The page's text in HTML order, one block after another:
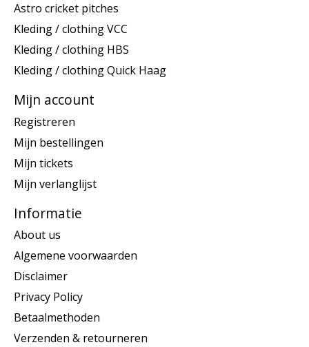
Astro cricket pitches
Kleding / clothing VCC
Kleding / clothing HBS
Kleding / clothing Quick Haag
Mijn account
Registreren
Mijn bestellingen
Mijn tickets
Mijn verlanglijst
Informatie
About us
Algemene voorwaarden
Disclaimer
Privacy Policy
Betaalmethoden
Verzenden & retourneren